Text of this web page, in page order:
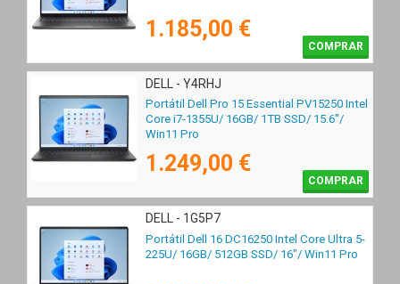
1.185,00 €
COMPRAR
DELL - Y4RHJ
Portátil Dell Pro 15 Essential PV15250 Intel
Core i7-1355U/ 16GB/ 1TB SSD/ 15.6"/
Win11 Pro
1.249,00 €
COMPRAR
DELL - 1G5P7
Portátil Dell 16 DC16250 Intel Core Ultra 5-
225U/ 16GB/ 512GB SSD/ 16"/ Win11 Pro